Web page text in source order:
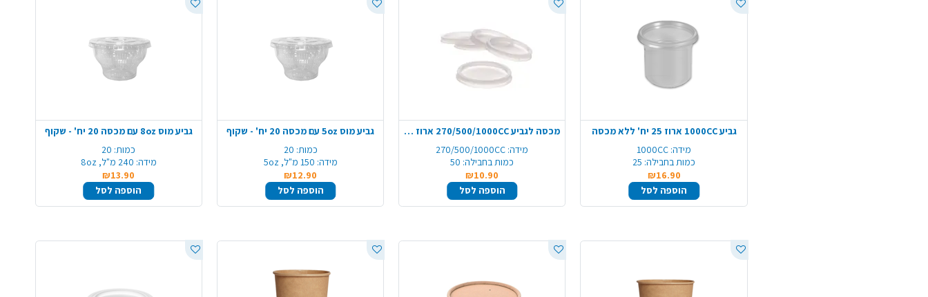
גביע 1000CC ארוז 25 יח' ללא מכסה
מידה: 1000CC
כמות בחבילה: 25
₪16.90
הוספה לסל
מכסה לגביע 270/500/1000CC ארוז 50 יח'
מידה: 270/500/1000CC
כמות בחבילה: 50
₪10.90
הוספה לסל
גביע מוס 5oz עם מכסה 20 יח' - שקוף
כמות: 20
מידה: 150 מ"ל, 5oz
₪12.90
הוספה לסל
גביע מוס 8oz עם מכסה 20 יח' - שקוף
כמות: 20
מידה: 240 מ"ל, 8oz
₪13.90
הוספה לסל